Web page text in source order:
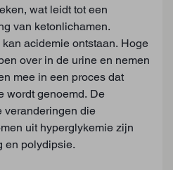
wat leidt tot een
van ketonlichamen.
acidemie ontstaan. Hoge
over in de urine en nemen
mee in een proces dat
wordt genoemd. De
veranderingen die
uit hyperglykemie zijn
en polydipsie.